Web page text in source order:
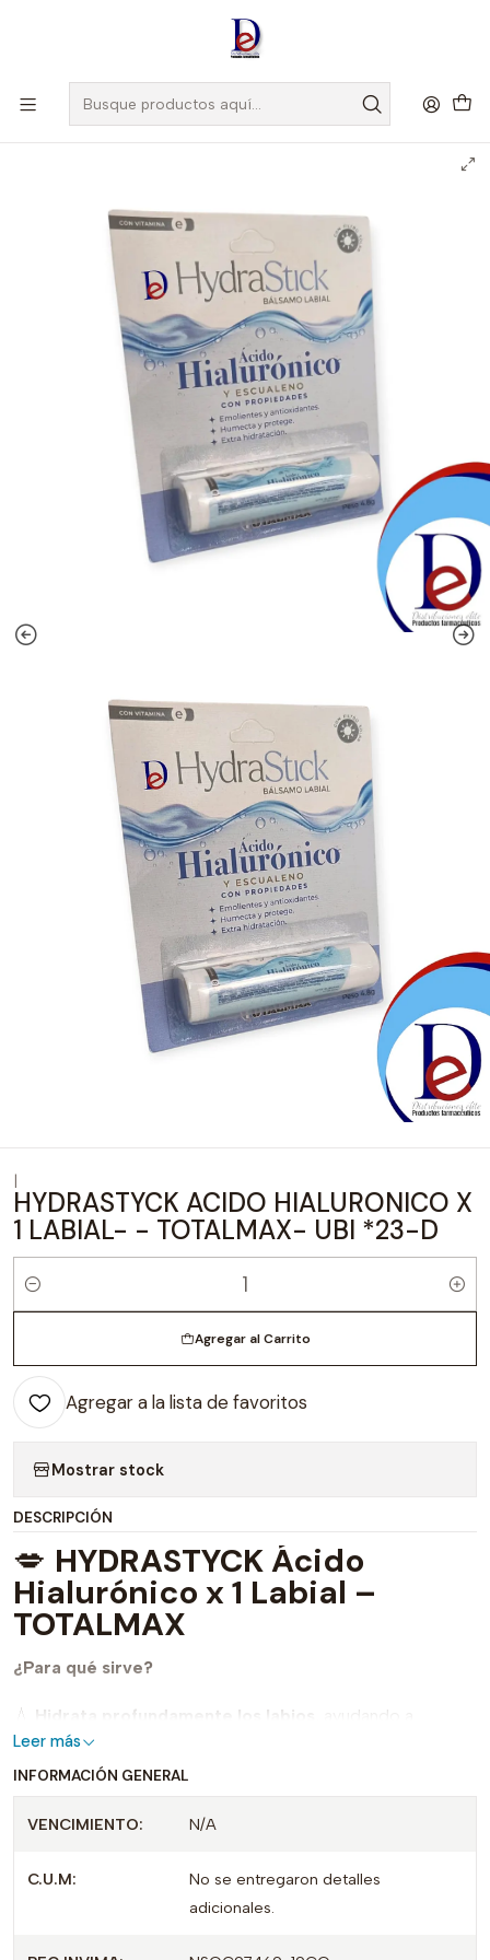
, Si eres nuevo regístrate
HYDRASTYCK ACIDO HIALURONICO X 1 LABIAL- - TOTALMAX-
UBI *23-D
HYDRASTYCK ACIDO HIALURONICO X
1 LABIAL- - TOTALMAX- UBI *23-D
Cantidad
Agregar al Carrito
Agregar a la lista de favoritos
Mostrar stock
DESCRIPCIÓN
💋 HYDRASTYCK Ácido
Hialurónico x 1 Labial –
TOTALMAX
¿Para qué sirve?
💧 Hidrata profundamente los labios
, ayudando a
mantenerlos suaves y humectados.
💋Ayuda a prevenir la resequedad y las grietas,
proporcionando una sensación de confort durante todo el
Contiene Ácido Hialurónico
Leer más
INFORMACIÓN GENERAL
VENCIMIENTO: N/A
C.U.M:
No se entregaron detalles
adicionales.